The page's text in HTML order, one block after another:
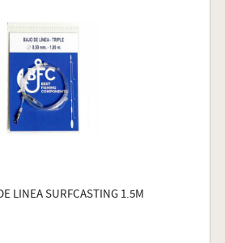
LINEA SURFCASTING 1.5M